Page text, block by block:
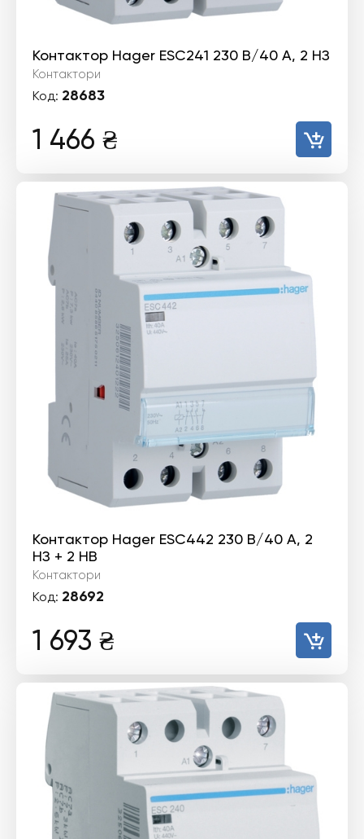
Контактор Hager ESC241 230 В/40 A, 2 НЗ
Контактори
Код: 28683
1 466 ₴
Контактор Hager ESC442 230 В/40 A, 2
НЗ + 2 НВ
Контактори
Код: 28692
1 693 ₴